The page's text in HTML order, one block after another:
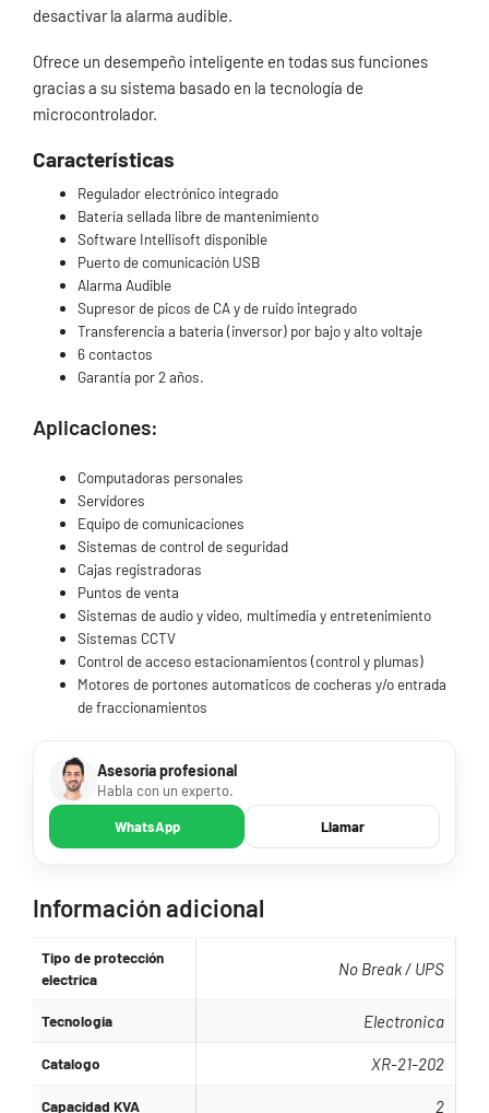
desactivar la alarma audible.
Ofrece un desempeño inteligente en todas sus funciones
gracias a su sistema basado en la tecnología de
microcontrolador.
Características
Regulador electrónico integrado
Batería sellada libre de mantenimiento
Software Intellisoft disponible
Puerto de comunicación USB
Alarma Audible
Supresor de picos de CA y de ruido integrado
Transferencia a batería (inversor) por bajo y alto voltaje
6 contactos
Garantía por 2 años.
Aplicaciones:
Computadoras personales
Servidores
Equipo de comunicaciones
Sistemas de control de seguridad
Cajas registradoras
Puntos de venta
Sistemas de audio y video, multimedia y entretenimiento
Sistemas CCTV
Control de acceso estacionamientos (control y plumas)
Motores de portones automaticos de cocheras y/o entrada
de fraccionamientos
Asesoría profesional
Habla con un experto.
WhatsApp Llamar
Información adicional
Tipo de protección
electrica
No Break / UPS
Tecnologia Electronica
Catalogo XR-21-202
Capacidad KVA 2